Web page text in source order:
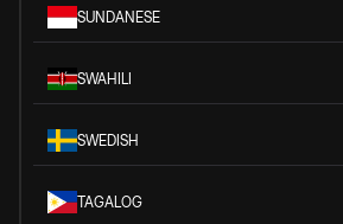
SUNDANESE
SWAHILI
SWEDISH
TAGALOG